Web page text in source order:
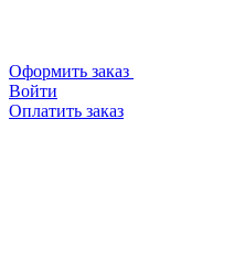
Оформить заказ
Войти
Оплатить заказ